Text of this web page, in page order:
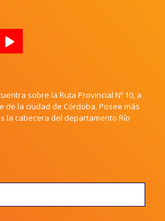
sobre la Ruta Provincial Nº 10, a
de la ciudad de Córdoba. Posee más
la cabecera del departamento Río